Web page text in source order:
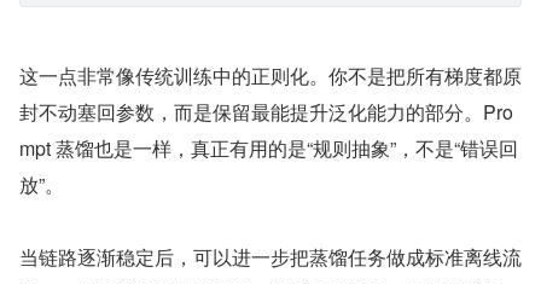
这一点非常像传统训练中的正则化。你不是把所有梯度都原
封不动塞回参数，而是保留最能提升泛化能力的部分。Pro
mpt 蒸馏也是一样，真正有用的是“规则抽象”，不是“错误回
放”。
当链路逐渐稳定后，可以进一步把蒸馏任务做成标准离线流